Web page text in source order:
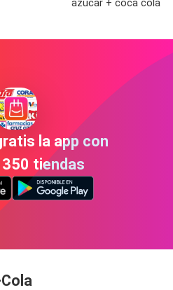
la app con
tiendas